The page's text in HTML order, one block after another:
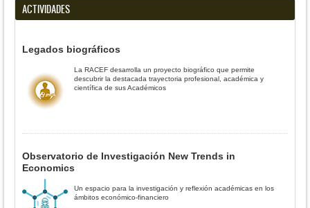
ACTIVIDADES
Legados biográficos
La RACEF desarrolla un proyecto biográfico que permite
descubrir la destacada trayectoria profesional, académica y
científica de sus Académicos
Observatorio de Investigación New Trends in
Economics
Un espacio para la investigación y reflexión académicas en los
ámbitos económico-financiero